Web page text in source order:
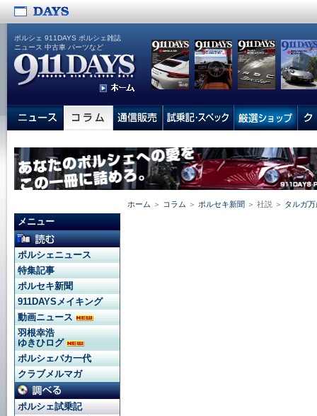
ポルシェ 911DAYS ポルシェ雑誌
ニュース 中古車 パーツなど
ホーム ＞ コラム ＞ ポルセキ新聞 ＞ 社説 ＞ タルガ万
メニュー
ポルシェニュース
特集記事
ポルセキ新聞
911DAYSメイキング
動画ニュース
羽根幸浩
ゆきひログ
ポルシェバカ一代
クラブメルマガ
ポルシェ試乗記